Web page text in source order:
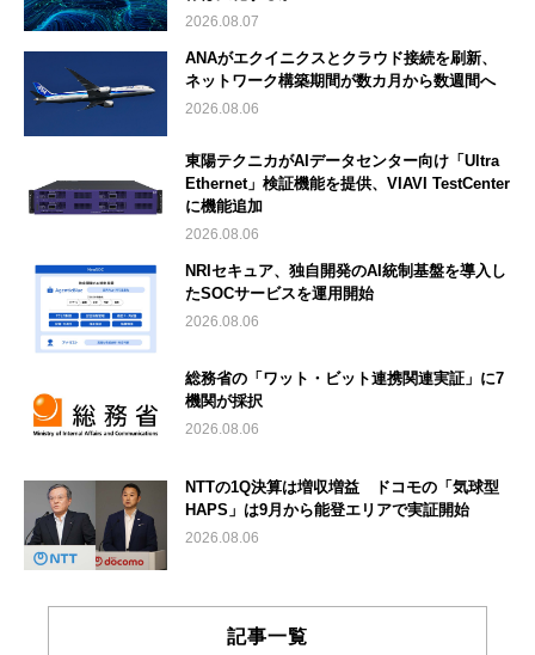
2026.08.07
ANAがエクイニクスとクラウド接続を刷新、
ネットワーク構築期間が数カ月から数週間へ
2026.08.06
東陽テクニカがAIデータセンター向け「Ultra
Ethernet」検証機能を提供、VIAVI TestCenter
に機能追加
2026.08.06
NRIセキュア、独自開発のAI統制基盤を導入し
たSOCサービスを運用開始
2026.08.06
総務省の「ワット・ビット連携関連実証」に7
機関が採択
2026.08.06
NTTの1Q決算は増収増益 ドコモの「気球型
HAPS」は9月から能登エリアで実証開始
2026.08.06
記事一覧